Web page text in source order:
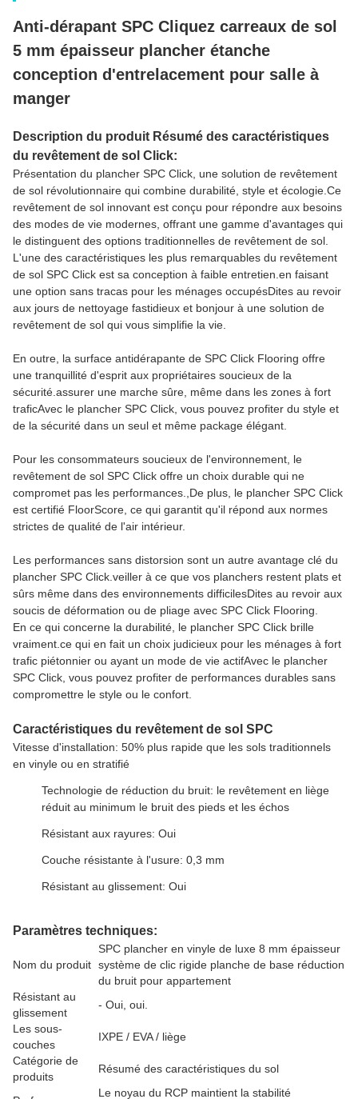
Anti-dérapant SPC Cliquez carreaux de sol
5 mm épaisseur plancher étanche
conception d'entrelacement pour salle à
manger
Description du produit Résumé des caractéristiques
du revêtement de sol Click:
Présentation du plancher SPC Click, une solution de revêtement
de sol révolutionnaire qui combine durabilité, style et écologie.Ce
revêtement de sol innovant est conçu pour répondre aux besoins
des modes de vie modernes, offrant une gamme d'avantages qui
le distinguent des options traditionnelles de revêtement de sol.
L'une des caractéristiques les plus remarquables du revêtement
de sol SPC Click est sa conception à faible entretien.en faisant
une option sans tracas pour les ménages occupésDites au revoir
aux jours de nettoyage fastidieux et bonjour à une solution de
revêtement de sol qui vous simplifie la vie.
En outre, la surface antidérapante de SPC Click Flooring offre
une tranquillité d'esprit aux propriétaires soucieux de la
sécurité.assurer une marche sûre, même dans les zones à fort
traficAvec le plancher SPC Click, vous pouvez profiter du style et
de la sécurité dans un seul et même package élégant.
Pour les consommateurs soucieux de l'environnement, le
revêtement de sol SPC Click offre un choix durable qui ne
compromet pas les performances.,De plus, le plancher SPC Click
est certifié FloorScore, ce qui garantit qu'il répond aux normes
strictes de qualité de l'air intérieur.
Les performances sans distorsion sont un autre avantage clé du
plancher SPC Click.veiller à ce que vos planchers restent plats et
sûrs même dans des environnements difficilesDites au revoir aux
soucis de déformation ou de pliage avec SPC Click Flooring.
En ce qui concerne la durabilité, le plancher SPC Click brille
vraiment.ce qui en fait un choix judicieux pour les ménages à fort
trafic piétonnier ou ayant un mode de vie actifAvec le plancher
SPC Click, vous pouvez profiter de performances durables sans
compromettre le style ou le confort.
Caractéristiques du revêtement de sol SPC
Vitesse d'installation: 50% plus rapide que les sols traditionnels
en vinyle ou en stratifié
Technologie de réduction du bruit: le revêtement en liège
réduit au minimum le bruit des pieds et les échos
Résistant aux rayures: Oui
Couche résistante à l'usure: 0,3 mm
Résistant au glissement: Oui
Paramètres techniques:
Nom du produit
SPC plancher en vinyle de luxe 8 mm épaisseur
système de clic rigide planche de base réduction
du bruit pour appartement
Résistant au
glissement
- Oui, oui.
Les sous-
couches
IXPE / EVA / liège
Catégorie de
produits
Résumé des caractéristiques du sol
Le noyau du RCP maintient la stabilité